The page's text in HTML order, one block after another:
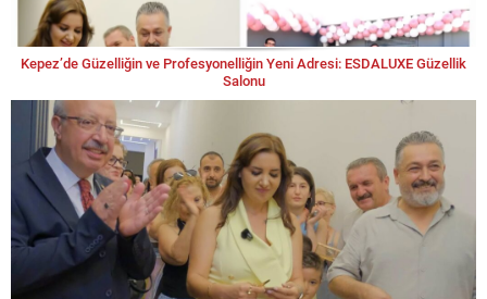
Kepez’de Güzelliğin ve Profesyonelliğin Yeni Adresi: ESDALUXE Güzellik
Salonu